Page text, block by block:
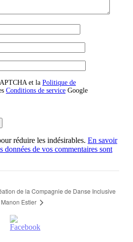
et la Politique de
Conditions de service Google
réduire les indésirables. En savoir
données de vos commentaires sont
de la Compagnie de Danse Inclusive
Estier